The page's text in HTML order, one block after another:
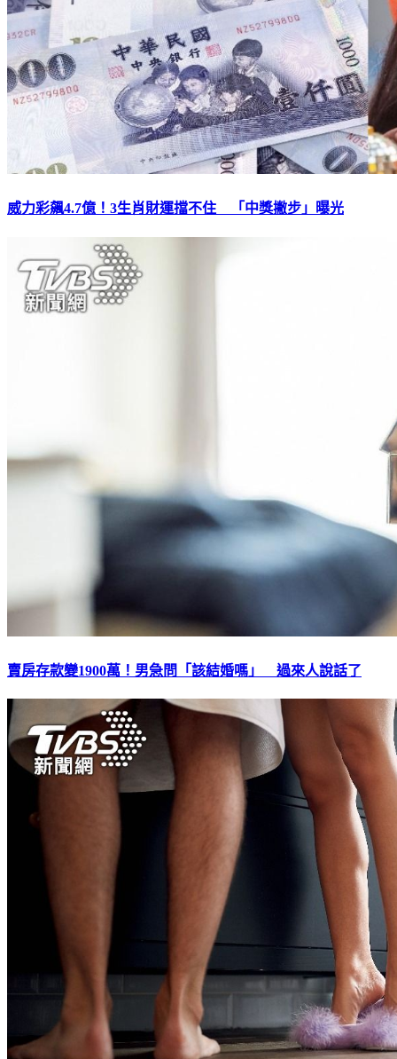
威力彩飆4.7億！3生肖財運擋不住 「中獎撇步」曝光
賣房存款變1900萬！男急問「該結婚嗎」 過來人說話了